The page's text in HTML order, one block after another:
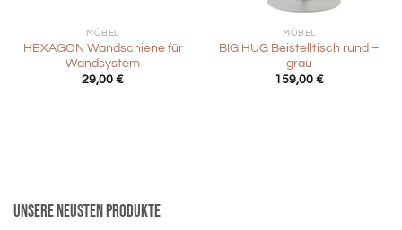
MÖBEL
HEXAGON Wandschiene für
Wandsystem
29,00 €
MÖBEL
BIG HUG Beistelltisch rund –
grau
159,00 €
Unsere neusten Produkte